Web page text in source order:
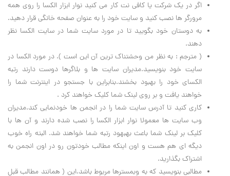
اگر در یک شرکت یا کافی نت کار می کنید نوار ابزار الکسا را روی همه
مرورگر ها نصب کنید و سایت خود را به عنوان صفحه خانگی قرار دهید.
به دوستان خود بگویید تا در مورد سایت شما در سایت الکسا نظر
دهند.
( مترجم : به نظر من وحشتناک ترین آن این است ). در مورد الکسا در
سایت خود بنویسید.مدیران سایت ها و بلاگرها دوست دارند رتبه
الکسای خود را بهبود بخشند.بنابراین با جستجو در اینترنت شما را
خواهند یافت و بر روی لینک شما کلیک خواهند کرد .
کاری کنید تا آدرس سایت شما را در انجمن ها خودنمایی کند.مدیران
وب سایت ها معمولا نوار ابزار الکسا را نصب شده دارند و آن ها با
کلیک بر لینک شما باعث بهبهود رتبه شما خواهند شد. البته راه خوب
دیگه ای هم هست و اون اینکه مطالب خودتون رو در اون انجمن به
اشتراک بگذارید.
مطالبی بنویسید که به وبمسترها مربوط باشد.این ( همانند مطالب قبل